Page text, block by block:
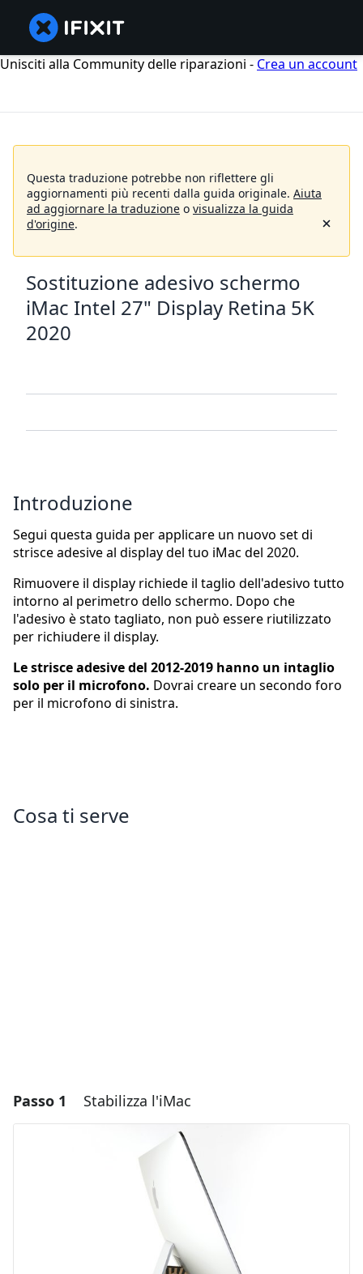
Unisciti alla Community delle riparazioni - Crea un account
Questa traduzione potrebbe non riflettere gli
aggiornamenti più recenti dalla guida originale. Aiuta
ad aggiornare la traduzione o visualizza la guida
d'origine.
Sostituzione adesivo schermo
iMac Intel 27" Display Retina 5K
2020
Introduzione
Segui questa guida per applicare un nuovo set di
strisce adesive al display del tuo iMac del 2020.
Rimuovere il display richiede il taglio dell'adesivo tutto
intorno al perimetro dello schermo. Dopo che
l'adesivo è stato tagliato, non può essere riutilizzato
per richiudere il display.
Le strisce adesive del 2012-2019 hanno un intaglio
solo per il microfono. Dovrai creare un secondo foro
per il microfono di sinistra.
Cosa ti serve
Passo 1 Stabilizza l'iMac